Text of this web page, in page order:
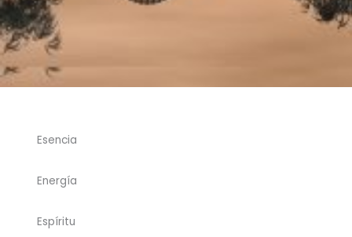
Esencia
Energía
Espíritu